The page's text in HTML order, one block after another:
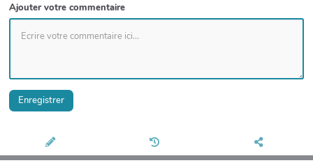
Ajouter votre commentaire
Enregistrer